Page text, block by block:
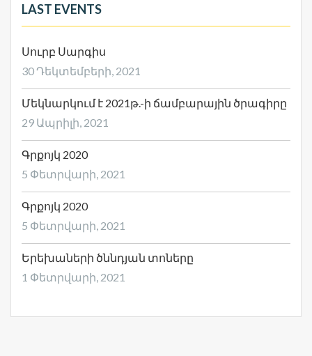
LAST EVENTS
Սուրբ Սարգիս
30 Դեկտեմբերի, 2021
Մեկնարկում է 2021թ.-ի ճամբարային ծրագիրը
29 Ապրիլի, 2021
Գրքոյկ 2020
5 Փետրվարի, 2021
Գրքոյկ 2020
5 Փետրվարի, 2021
Երեխաների ծննդյան տոները
1 Փետրվարի, 2021